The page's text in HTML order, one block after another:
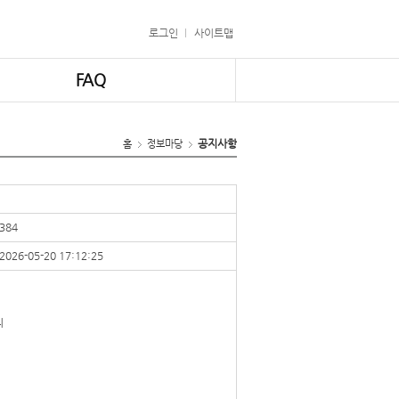
로그인 사이트맵
FAQ
홈 정보마당 공지사항
384
2026-05-20 17:12:25